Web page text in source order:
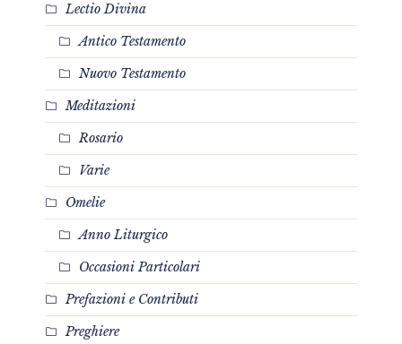
Lectio Divina
Antico Testamento
Nuovo Testamento
Meditazioni
Rosario
Varie
Omelie
Anno Liturgico
Occasioni Particolari
Prefazioni e Contributi
Preghiere